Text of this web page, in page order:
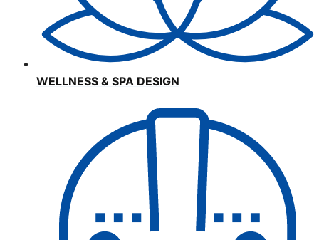
WELLNESS & SPA DESIGN